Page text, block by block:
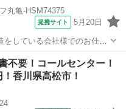
丸亀-HSM74375
提携サイト 5月20日
容...
不要！コールセンター！
香川県高松市！